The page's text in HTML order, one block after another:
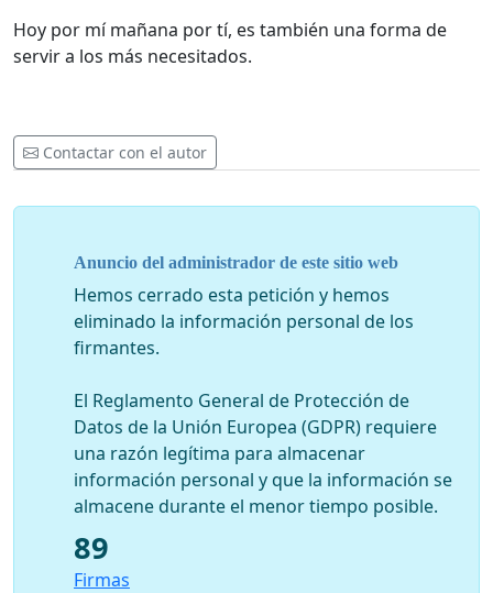
Hoy por mí mañana por tí, es también una forma de
servir a los más necesitados.
Contactar con el autor
Anuncio del administrador de este sitio web
Hemos cerrado esta petición y hemos
eliminado la información personal de los
firmantes.
El Reglamento General de Protección de
Datos de la Unión Europea (GDPR) requiere
una razón legítima para almacenar
información personal y que la información se
almacene durante el menor tiempo posible.
89
Firmas